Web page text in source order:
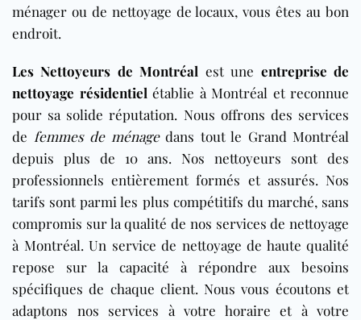
ménager ou de nettoyage de locaux, vous êtes au bon
endroit.
Les Nettoyeurs de Montréal est une entreprise de
nettoyage résidentiel établie à Montréal et reconnue
pour sa solide réputation. Nous offrons des services
de femmes de ménagedans tout le Grand Montréal
depuis plus de 10 ans. Nos nettoyeurs sont des
professionnels entièrement formés et assurés. Nos
tarifs sont parmi les plus compétitifs du marché, sans
compromis sur la qualité de nos services de nettoyage
à Montréal. Un service de nettoyage de haute qualité
repose sur la capacité à répondre aux besoins
spécifiques de chaque client. Nous vous écoutons et
adaptons nos services à votre horaire et à votre